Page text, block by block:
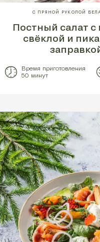
С ПРЯНОЙ РУКОЛОЙ
Постный салат с
свёклой и
Время приготовления
50 минут